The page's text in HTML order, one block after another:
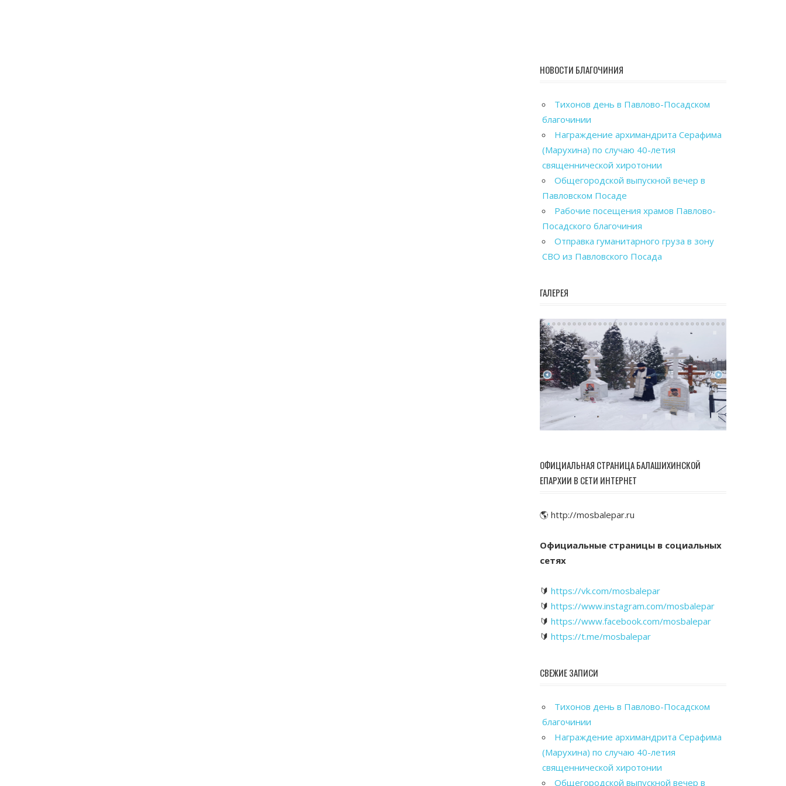
НОВОСТИ БЛАГОЧИНИЯ
Тихонов день в Павлово-Посадском
благочинии
Награждение архимандрита Серафима
(Марухина) по случаю 40-летия
священнической хиротонии
Общегородской выпускной вечер в
Павловском Посаде
Рабочие посещения храмов Павлово-
Посадского благочиния
Отправка гуманитарного груза в зону
СВО из Павловского Посада
ГАЛЕРЕЯ
ОФИЦИАЛЬНАЯ СТРАНИЦА БАЛАШИХИНСКОЙ
ЕПАРХИИ В СЕТИ ИНТЕРНЕТ
🌎 http://mosbalepar.ru
Официальные страницы в социальных
сетях
🔰 https://vk.com/mosbalepar
🔰 https://www.instagram.com/mosbalepar
🔰 https://www.facebook.com/mosbalepar
🔰 https://t.me/mosbalepar
СВЕЖИЕ ЗАПИСИ
Тихонов день в Павлово-Посадском
благочинии
Награждение архимандрита Серафима
(Марухина) по случаю 40-летия
священнической хиротонии
Общегородской выпускной вечер в